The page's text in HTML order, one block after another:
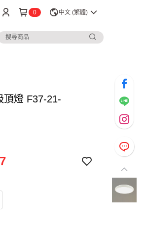
0 中文 (繁體)
頂燈 F37-21-